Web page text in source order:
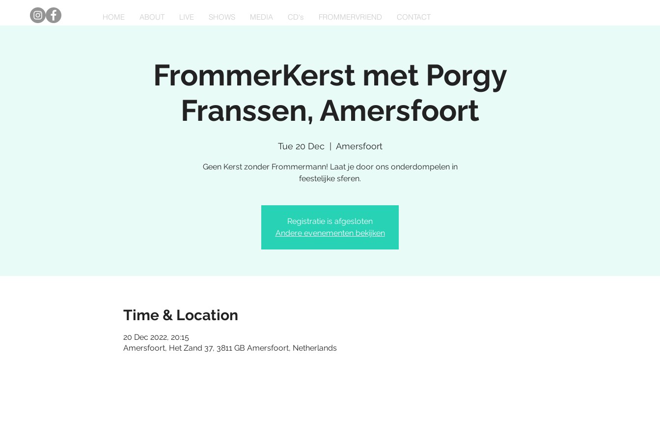
HOME ABOUT LIVE SHOWS MEDIA CD's FROMMERVRIEND CONTACT
FrommerKerst met Porgy
Franssen, Amersfoort
Tue 20 Dec Amersfoort
Geen Kerst zonder Frommermann! Laat je door ons onderdompelen in
feestelijke sferen.
Registratie is afgesloten
Andere evenementen bekijken
Time & Location
20 Dec 2022, 20:15
Amersfoort, Het Zand 37, 3811 GB Amersfoort, Netherlands